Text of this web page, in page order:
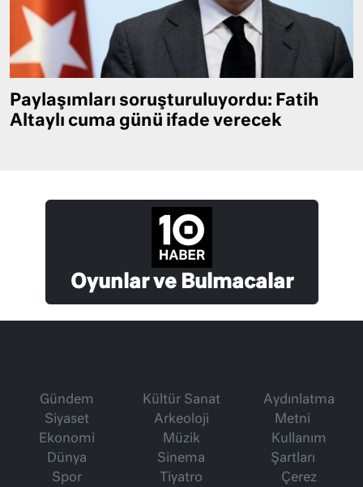
Paylaşımları soruşturuluyordu: Fatih
Altaylı cuma günü ifade verecek
Oyunlar ve Bulmacalar
Gündem
Siyaset
Ekonomi
Dünya
Spor
Kültür Sanat
Arkeoloji
Müzik
Sinema
Tiyatro
Aydınlatma
Metni
Kullanım
Şartları
Çerez